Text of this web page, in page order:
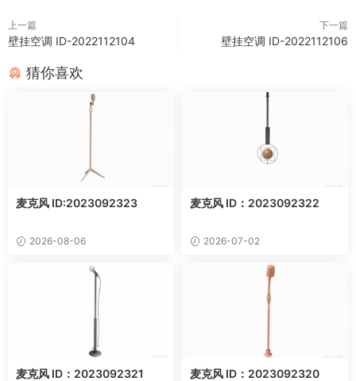
上一篇
壁挂空调 ID-2022112104
下一篇
壁挂空调 ID-2022112106
猜你喜欢
麦克风 ID:2023092323
2026-08-06
麦克风 ID：2023092322
2026-07-02
麦克风 ID：2023092321 麦克风 ID：2023092320